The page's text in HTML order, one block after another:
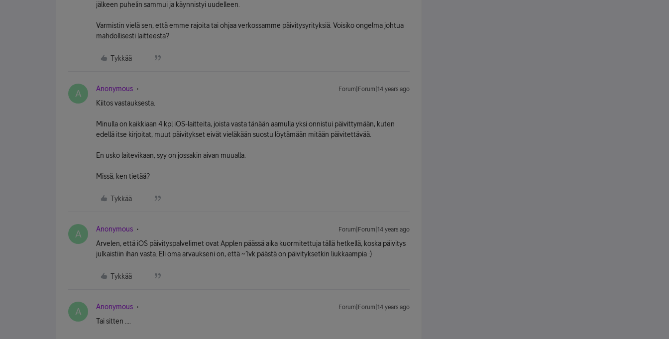
jälkeen puhelin sammui ja käynnistyi uudelleen.
Varmistin vielä sen, että emme rajoita tai ohjaa verkossamme päivitysyrityksiä. Voisiko ongelma johtua
mahdollisesti laitteesta?
Tykkää
A Anonymous Forum|Forum|14 years ago
Kiitos vastauksesta.
Minulla on kaikkiaan 4 kpl iOS-laitteita, joista vasta tänään aamulla yksi onnistui päivittymään, kuten
edellä itse kirjoitat, muut päivitykset eivät vieläkään suostu löytämään mitään päivitettävää.
En usko laitevikaan, syy on jossakin aivan muualla.
Missä, ken tietää?
Tykkää
A Anonymous Forum|Forum|14 years ago
Arvelen, että iOS päivityspalvelimet ovat Applen päässä aika kuormitettuja tällä hetkellä, koska päivitys
julkaistiin ihan vasta. Eli oma arvaukseni on, että ~1vk päästä on päivityksetkin liukkaampia :)
Tykkää
A Anonymous Forum|Forum|14 years ago
Tai sitten ....